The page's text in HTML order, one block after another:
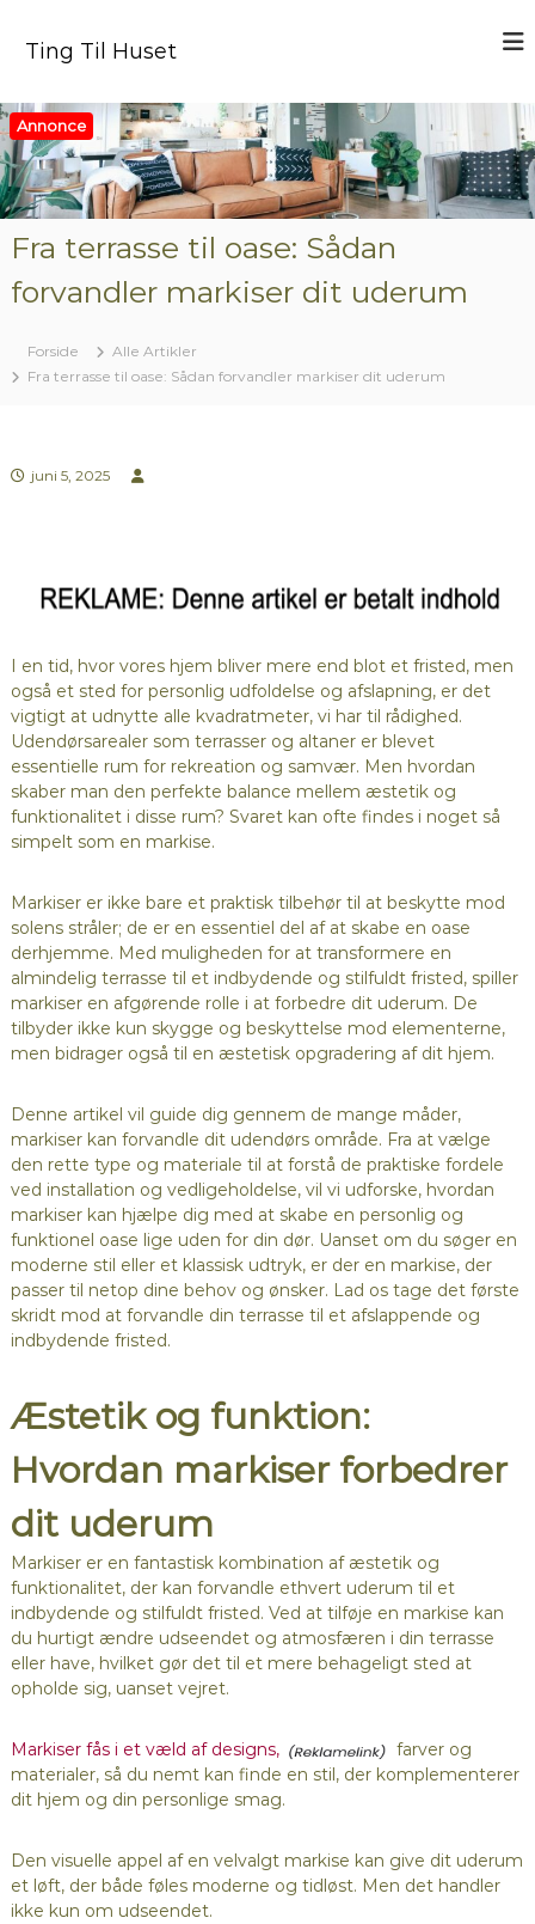
r
e
t
i
l
Ting Til Huset
Annonce
Fra terrasse til oase: Sådan
forvandler markiser dit uderum
Forside
Alle Artikler
Fra terrasse til oase: Sådan forvandler markiser dit uderum
juni 5, 2025
I en tid, hvor vores hjem bliver mere end blot et fristed, men
også et sted for personlig udfoldelse og afslapning, er det
vigtigt at udnytte alle kvadratmeter, vi har til rådighed.
Udendørsarealer som terrasser og altaner er blevet
essentielle rum for rekreation og samvær. Men hvordan
skaber man den perfekte balance mellem æstetik og
funktionalitet i disse rum? Svaret kan ofte findes i noget så
simpelt som en markise.
Markiser er ikke bare et praktisk tilbehør til at beskytte mod
solens stråler; de er en essentiel del af at skabe en oase
derhjemme. Med muligheden for at transformere en
almindelig terrasse til et indbydende og stilfuldt fristed, spiller
markiser en afgørende rolle i at forbedre dit uderum. De
tilbyder ikke kun skygge og beskyttelse mod elementerne,
men bidrager også til en æstetisk opgradering af dit hjem.
Denne artikel vil guide dig gennem de mange måder,
markiser kan forvandle dit udendørs område. Fra at vælge
den rette type og materiale til at forstå de praktiske fordele
ved installation og vedligeholdelse, vil vi udforske, hvordan
markiser kan hjælpe dig med at skabe en personlig og
funktionel oase lige uden for din dør. Uanset om du søger en
moderne stil eller et klassisk udtryk, er der en markise, der
passer til netop dine behov og ønsker. Lad os tage det første
skridt mod at forvandle din terrasse til et afslappende og
indbydende fristed.
Æstetik og funktion:
Hvordan markiser forbedrer
dit uderum
Markiser er en fantastisk kombination af æstetik og
funktionalitet, der kan forvandle ethvert uderum til et
indbydende og stilfuldt fristed. Ved at tilføje en markise kan
du hurtigt ændre udseendet og atmosfæren i din terrasse
eller have, hvilket gør det til et mere behageligt sted at
opholde sig, uanset vejret.
Markiser fås i et væld af designs,
farver og
materialer, så du nemt kan finde en stil, der komplementerer
dit hjem og din personlige smag.
Den visuelle appel af en velvalgt markise kan give dit uderum
et løft, der både føles moderne og tidløst. Men det handler
ikke kun om udseendet.